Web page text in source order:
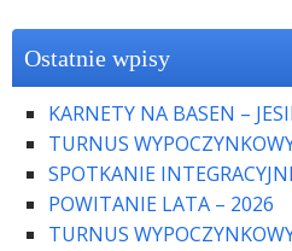
Ostatnie wpisy
KARNETY NA BASEN –
TURNUS
SPOTKANIE
POWITANIE LATA – 2026
TURNUS